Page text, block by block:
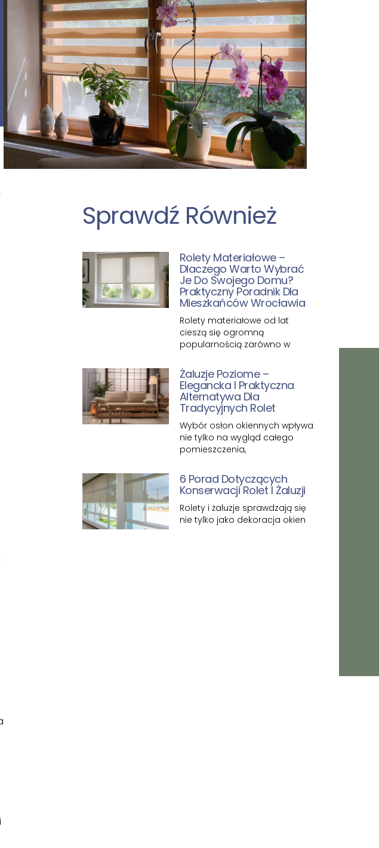
Sprawdź Również
Rolety Materiałowe –
Dlaczego Warto Wybrać
Je Do Swojego Domu?
Praktyczny Poradnik Dla
Mieszkańców Wrocławia
Rolety materiałowe od lat
cieszą się ogromną
popularnością zarówno w
Żaluzje Poziome –
Elegancka I Praktyczna
Alternatywa Dla
Tradycyjnych Rolet
Wybór osłon okiennych wpływa
nie tylko na wygląd całego
pomieszczenia,
6 Porad Dotyczących
Konserwacji Rolet I Żaluzji
Rolety i żaluzje sprawdzają się
nie tylko jako dekoracja okien